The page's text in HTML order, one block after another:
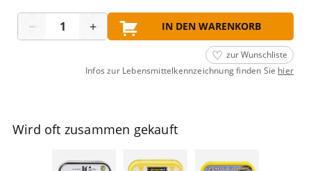
− + IN DEN WARENKORB
zur Wunschliste
Infos zur Lebensmittelkennzeichnung finden Sie hier
Wird oft zusammen gekauft